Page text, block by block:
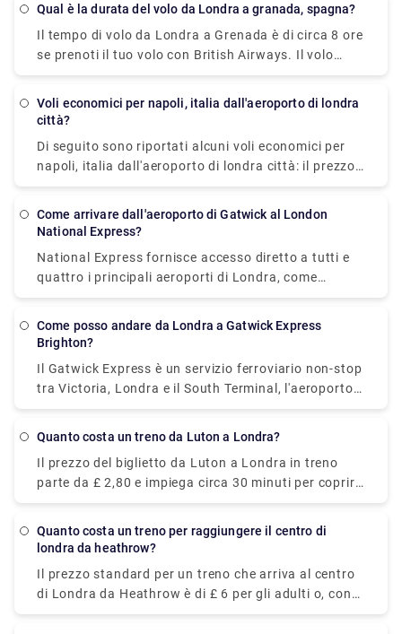
desideri, puoi pagare in contanti per il tuo viaggio in
quanto non esiste una regola rigida in merito.
Qual è la durata del volo da Londra a granada, spagna?
Il tempo di volo da Londra a Grenada è di circa 8 ore
se prenoti il tuo volo con British Airways. Il volo
atterrerà prima a St Lucia in circa 6 ore, quindi
Grenada, impiegando circa 2 ore per coprire la
Voli economici per napoli, italia dall'aeroporto di londra
città?
Di seguito sono riportati alcuni voli economici per
napoli, italia dall'aeroporto di londra città: il prezzo
di partenza dei voli Ryanair è di £ 31. Il prezzo del
88). La parte migliore è che non vengono addebitate
dalla prenotazione. Se annulli la prenotazione dopo
24 ore, le spese di cancellazione per i viaggi
internazionali.
Come arrivare dall'aeroporto di Gatwick al London
National Express?
National Express fornisce accesso diretto a tutti e
quattro i principali aeroporti di Londra, come
Gatwick, Heathrow, Luton e Stansted. I loro autobus
stazione dei pullman di Victoria, Londra, fino a 11
(solo andata). Il viaggio più veloce ti porterà a
destinazione in circa 2 ore. Le fermate tra
Gatwick (South Terminal, North Terminal), Lower
Kingswood, Banstead, Belmont, Sutton Rail Station,
Sutton Centre, Rosehill, Mitcham, Streatham,
Stockwell, Vauxhall e Victoria Coach Station.
Come posso andare da Londra a Gatwick Express
Brighton?
Il Gatwick Express è un servizio ferroviario non-stop
tra Victoria, Londra e il South Terminal, l'aeroporto
di Gatwick. Il treno Gatwick Express parte da
partenza è di £ 19,90 e impiega circa 1 ora per
raggiungere la destinazione.
Quanto costa un treno da Luton a Londra?
Il prezzo del biglietto da Luton a Londra in treno
parte da £ 2,80 e impiega circa 30 minuti per coprire
29 miglia con una frequenza di 677 treni al giorno.
percorrenza potrebbero allungarsi rispetto a quanto
Quanto costa un treno per raggiungere il centro di
londra da heathrow?
Il prezzo standard per un treno che arriva al centro
di Londra da Heathrow è di £ 6 per gli adulti o, con
una carta di credito contactless, un biglietto singolo